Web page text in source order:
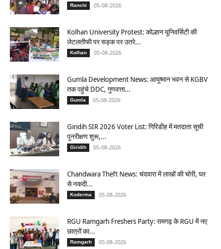
Ranchi 05-08-2026
Kolhan University Protest: कोल्हान यूनिवर्सिटी की
लेटलतीफी पर सड़क पर उतरे...
Kolhan 05-08-2026
Gumla Development News: आयुष्मान भवन से KGBV
तक पहुंचे DDC, गुणवत्ता...
Gumla 05-08-2026
Giridih SIR 2026 Voter List: गिरिडीह में मतदाता सूची
पुनरीक्षण शुरू,...
Giridih 05-08-2026
Chandwara Theft News: चंदवारा में लाखों की चोरी, घर
से नकदी...
Koderma 05-08-2026
RGU Ramgarh Freshers Party: रामगढ़ के RGU में नए
छात्रों का...
Ramgarh 05-08-2026